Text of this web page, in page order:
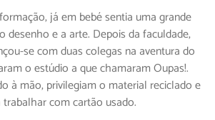
já em bebé sentia uma grande
desenho e a arte. Depois da faculdade,
se com duas colegas na aventura do
o estúdio a que chamaram Oupas!.
à mão, privilegiam o material reciclado e
com cartão usado.